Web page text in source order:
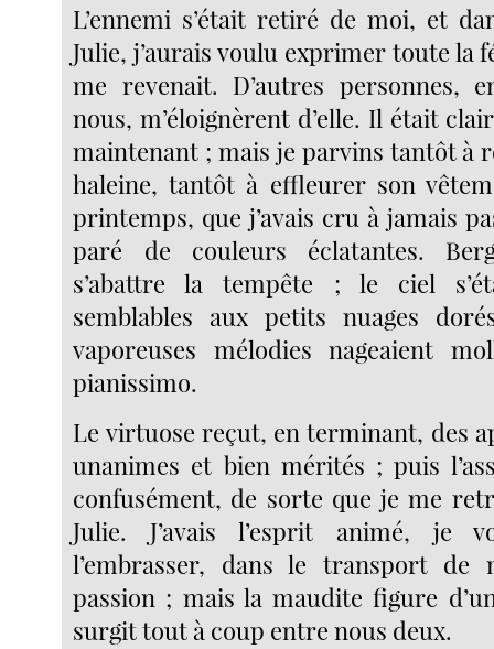
L’ennemi s’était retiré de moi, et
Julie, j’aurais voulu exprimer toute la
me revenait. D’autres personnes,
nous, m’éloignèrent d’elle. Il était
maintenant ; mais je parvins tantôt à
haleine, tantôt à effleurer son
printemps, que j’avais cru à jamais
paré de couleurs éclatantes.
s’abattre la tempête ; le ciel
semblables aux petits nuages
vaporeuses mélodies nageaient
pianissimo.
Le virtuose reçut, en terminant, des
unanimes et bien mérités ; puis
confusément, de sorte que je me
Julie. J’avais l’esprit animé, je
l’embrasser, dans le transport de
passion ; mais la maudite figure
surgit tout à coup entre nous deux.